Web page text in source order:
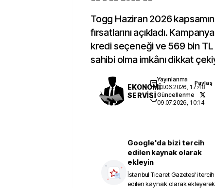
Togg Haziran 2026
fırsatlarını açıkladı.
kredi seçeneği ve 569 bin
sahibi olma imkânı dikkat
EKONOMİ
SERVİSİ
Yayınlanma
03.06.2026, 17:48
Güncellenme
09.07.2026, 10:14
Paylaş
Google'da bizi tercih
edilen kaynak olarak
ekleyin
İstanbul Ticaret Gazetesi'i tercih
edilen kaynak olarak ekleyerek